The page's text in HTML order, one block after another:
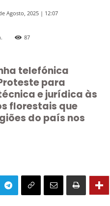
Agosto, 2025 | 12:07
87
telefónica
para
e jurídica às
florestais que
do país nos